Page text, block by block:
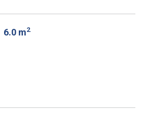
6.0 m2